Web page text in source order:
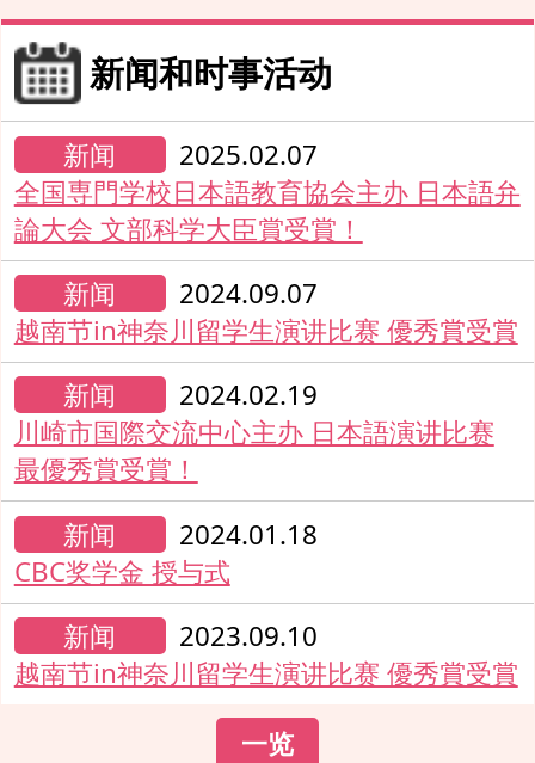
新闻和时事活动
新闻
2025.02.07
全国専門学校日本語教育協会主办 日本語弁
論大会 文部科学大臣賞受賞！
新闻
2024.09.07
越南节in神奈川留学生演讲比赛 優秀賞受賞
新闻
2024.02.19
川崎市国際交流中心主办 日本語演讲比赛
最優秀賞受賞！
新闻
2024.01.18
CBC奖学金 授与式
新闻
2023.09.10
越南节in神奈川留学生演讲比赛 優秀賞受賞
一览